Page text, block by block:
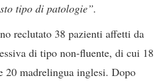
tipo di patologie”.
reclutato 38 pazienti affetti da
di tipo non-fluente, di cui 18
20 madrelingua inglesi. Dopo